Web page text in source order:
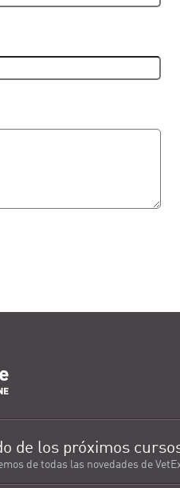
de los próximos
de todas las novedades de